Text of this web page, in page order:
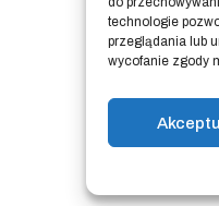
technologie
przeglądania lub
wycofanie zgody
sklep